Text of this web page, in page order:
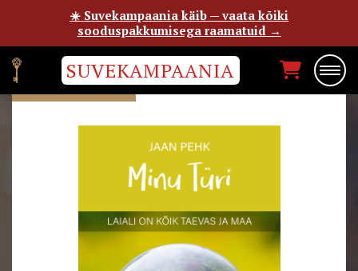
SUVEKAMPAANIA
JAAN PEHK
☀️ Suvekampaania käib — vaata kõiki
sooduspakkumisega raamatuid →